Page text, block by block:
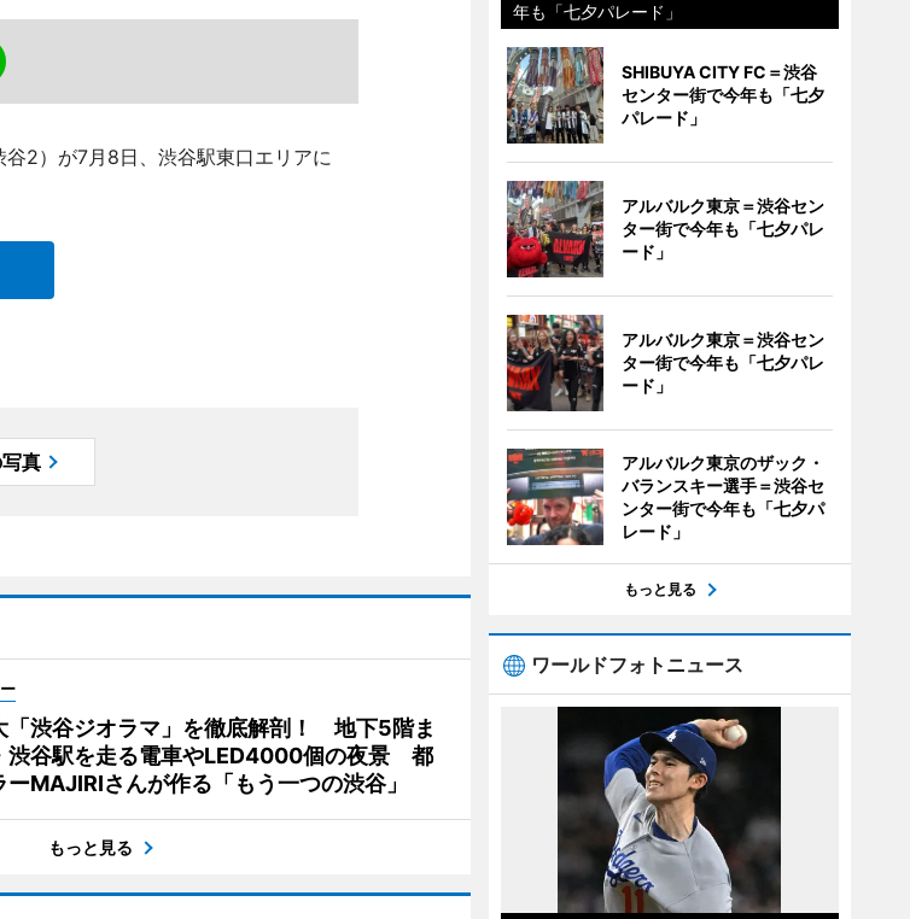
2）が7月8日、渋谷駅東口エリアに
真
「渋谷ジオラマ」を徹底解剖！ 地下5階ま
渋谷駅を走る電車やLED4000個の夜景 都
ーMAJIRIさんが作る「もう一つの渋谷」
もっと見る
年も「七夕パレード」
SHIBUYA CITY FC＝渋谷
センター街で今年も「七夕
パレード」
アルバルク東京＝渋谷セン
ター街で今年も「七夕パレ
ード」
アルバルク東京＝渋谷セン
ター街で今年も「七夕パレ
ード」
アルバルク東京のザック・
バランスキー選手＝渋谷セ
ンター街で今年も「七夕パ
レード」
もっと見る
ワールドフォトニュース